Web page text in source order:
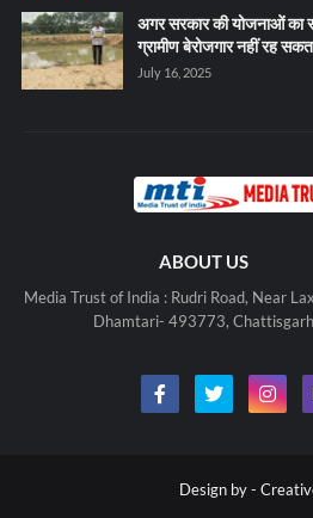
अगर सरकार की योजनाओं का
ग्रामीण बेरोजगार नहीं रह
July 16, 2025
ABOUT US
Media Trust of India : Rudri Road, Near
Dhamtari- 493773, Chattisgarh
Design by -